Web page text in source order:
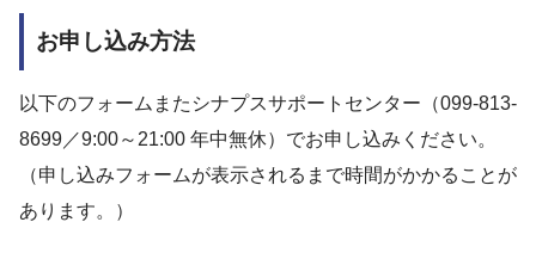
お申し込み方法
以下のフォームまたシナプスサポートセンター（099-813-
8699／9:00～21:00 年中無休）でお申し込みください。
（申し込みフォームが表示されるまで時間がかかることが
あります。）